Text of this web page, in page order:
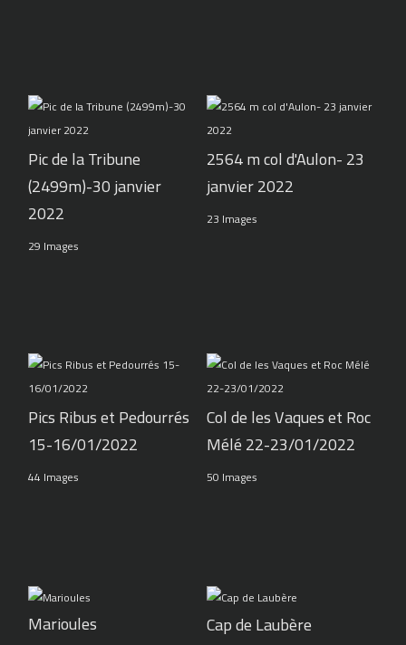
Pic de la Tribune
(2499m)-30 janvier
2022
29 Images
2564 m col d'Aulon- 23
janvier 2022
23 Images
Pics Ribus et Pedourrés
15-16/01/2022
44 Images
Col de les Vaques et Roc
Mélé 22-23/01/2022
50 Images
Marioules Cap de Laubère